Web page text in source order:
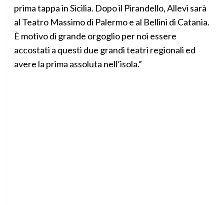
prima tappa in Sicilia. Dopo il Pirandello, Allevi sarà
al Teatro Massimo di Palermo e al Bellini di Catania.
È motivo di grande orgoglio per noi essere
accostati a questi due grandi teatri regionali ed
avere la prima assoluta nell’isola.”